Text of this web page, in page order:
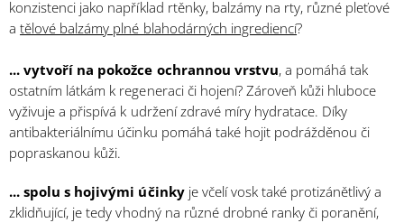
konzistenci jako například rtěnky, balzámy na rty, různé pleťové
atělové balzámy plné blahodárných ingrediencí?
... vytvoří na pokožce ochrannou vrstvu, a pomáhá tak
ostatním látkám k regeneraci či hojení? Zároveň kůži hluboce
vyživuje a přispívá k udržení zdravé míry hydratace. Díky
antibakteriálnímu účinku pomáhá také hojit podrážděnou či
popraskanou kůži.
... spolu s hojivými účinkyje včelí vosk také protizánětlivý a
zklidňující, je tedy vhodný na různé drobné ranky či poranění,